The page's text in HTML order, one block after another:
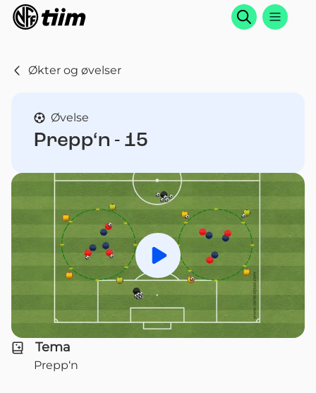
Søk
Økter og øvelser
Øvelse
Prepp‘n - 15
Spill av
Tema
Prepp‘n